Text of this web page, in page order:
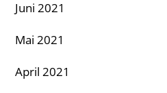
Juni 2021
Mai 2021
April 2021